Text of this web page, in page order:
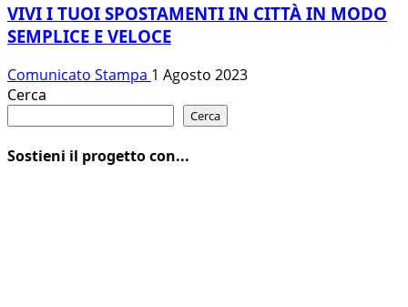
VIVI I TUOI SPOSTAMENTI IN CITTÀ IN MODO
SEMPLICE E VELOCE
Comunicato Stampa 1 Agosto 2023
Cerca
Cerca
Sostieni il progetto con...